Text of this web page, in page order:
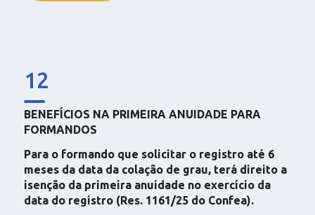
12
BENEFÍCIOS NA PRIMEIRA ANUIDADE PARA
FORMANDOS
Para o formando que solicitar o registro até 6
meses da data da colação de grau, terá direito a
isenção da primeira anuidade no exercício da
data do registro (Res. 1161/25 do Confea).